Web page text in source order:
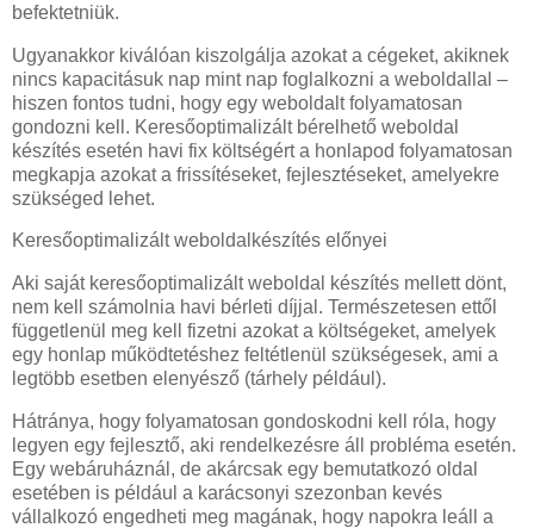
befektetniük.
Ugyanakkor kiválóan kiszolgálja azokat a cégeket, akiknek
nincs kapacitásuk nap mint nap foglalkozni a weboldallal –
hiszen fontos tudni, hogy egy weboldalt folyamatosan
gondozni kell. Keresőoptimalizált bérelhető weboldal
készítés esetén havi fix költségért a honlapod folyamatosan
megkapja azokat a frissítéseket, fejlesztéseket, amelyekre
szükséged lehet.
Keresőoptimalizált weboldalkészítés előnyei
Aki saját keresőoptimalizált weboldal készítés mellett dönt,
nem kell számolnia havi bérleti díjjal. Természetesen ettől
függetlenül meg kell fizetni azokat a költségeket, amelyek
egy honlap működtetéshez feltétlenül szükségesek, ami a
legtöbb esetben elenyésző (tárhely például).
Hátránya, hogy folyamatosan gondoskodni kell róla, hogy
legyen egy fejlesztő, aki rendelkezésre áll probléma esetén.
Egy webáruháznál, de akárcsak egy bemutatkozó oldal
esetében is például a karácsonyi szezonban kevés
vállalkozó engedheti meg magának, hogy napokra leáll a